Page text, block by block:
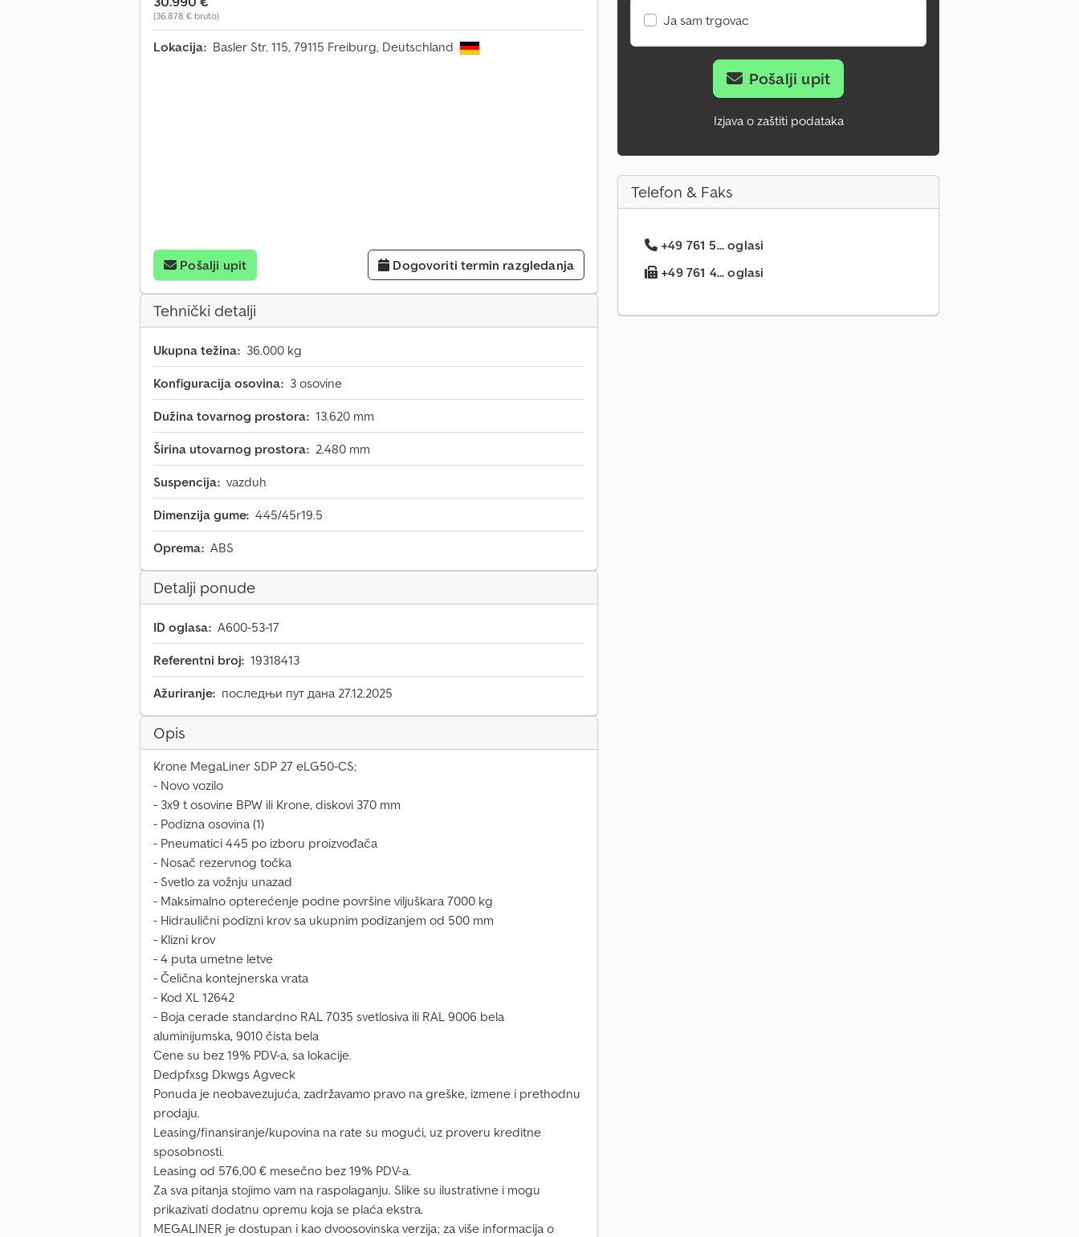
(36.878 € bruto)
Lokacija: Basler Str. 115, 79115 Freiburg, Deutschland
Pošalji upit Dogovoriti termin razgledanja
Tehnički detalji
Ukupna težina: 36.000 kg
Konfiguracija osovina: 3 osovine
Dužina tovarnog prostora: 13.620 mm
Širina utovarnog prostora: 2.480 mm
Suspencija: vazduh
Dimenzija gume: 445/45r19.5
Oprema: ABS
Detalji ponude
ID oglasa: A600-53-17
Referentni broj: 19318413
Ažuriranje: последњи пут дана 27.12.2025
Opis
Krone MegaLiner SDP 27 eLG50-CS;
- Novo vozilo
- 3x9 t osovine BPW ili Krone, diskovi 370 mm
- Podizna osovina (1)
- Pneumatici 445 po izboru proizvođača
- Nosač rezervnog točka
- Svetlo za vožnju unazad
- Maksimalno opterećenje podne površine viljuškara 7000 kg
- Hidraulični podizni krov sa ukupnim podizanjem od 500 mm
- Klizni krov
- 4 puta umetne letve
- Čelična kontejnerska vrata
- Kod XL 12642
- Boja cerade standardno RAL 7035 svetlosiva ili RAL 9006 bela
aluminijumska, 9010 čista bela
Cene su bez 19% PDV-a, sa lokacije.
Dedpfxsg Dkwgs Agveck
Ponuda je neobavezujuća, zadržavamo pravo na greške, izmene i prethodnu
prodaju.
Leasing/finansiranje/kupovina na rate su mogući, uz proveru kreditne
sposobnosti.
Leasing od 576,00 € mesečno bez 19% PDV-a.
Za sva pitanja stojimo vam na raspolaganju. Slike su ilustrativne i mogu
prikazivati dodatnu opremu koja se plaća ekstra.
MEGALINER je dostupan i kao dvoosovinska verzija; za više informacija o
Ja sam trgovac
Pošalji upit
Izjava o zaštiti podataka
Telefon & Faks
+49 761 5... oglasi
+49 761 4... oglasi